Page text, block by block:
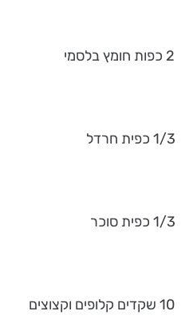
2 כפות חומץ בלסמי
1/3 כפית חרדל
1/3 כפית סוכר
10 שקדים קלופים וקצוצים